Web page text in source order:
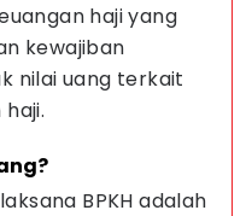
haji yang
kewajiban
nilai uang terkait
BPKH adalah